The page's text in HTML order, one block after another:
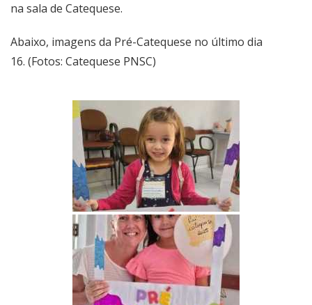
na sala de Catequese.
Abaixo, imagens da Pré-Catequese no último dia
16. (Fotos: Catequese PNSC)